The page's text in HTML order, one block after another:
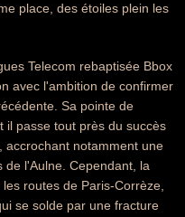
place, des étoiles plein les
Telecom rebaptisée Bbox
avec l'ambition de confirmer
Sa pointe de
il passe tout près du succès
accrochant notamment une
de l'Aulne. Cependant, la
routes de Paris-Corrèze,
se solde par une fracture